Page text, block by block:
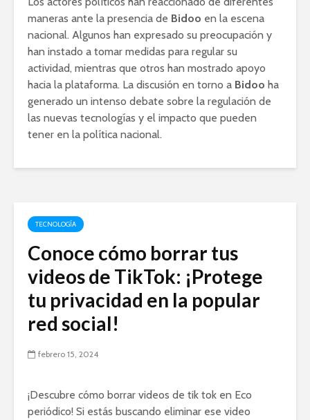
maneras ante la presencia de Bidoo en la escena
nacional. Algunos han expresado su preocupación y
han instado a tomar medidas para regular su
actividad, mientras que otros han mostrado apoyo
hacia la plataforma. La discusión en torno a Bidoo ha
generado un intenso debate sobre la regulación de
las nuevas tecnologías y el impacto que pueden
tener en la política nacional.
TECNOLOGÍA
Conoce cómo borrar tus
videos de TikTok: ¡Protege
tu privacidad en la popular
red social!
febrero 15, 2024
¡Descubre cómo borrar videos de tik tok en Eco
periódico! Si estás buscando eliminar ese video